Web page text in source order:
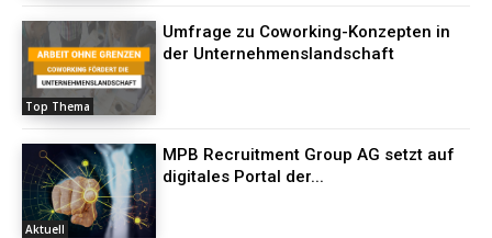
Top Thema
Umfrage zu Coworking-Konzepten in
der Unternehmenslandschaft
Aktuell
MPB Recruitment Group AG setzt auf
digitales Portal der...